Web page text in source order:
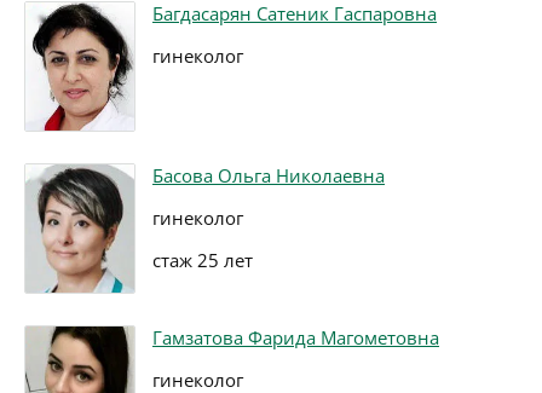
Багдасарян Сатеник Гаспаровна
гинеколог
Басова Ольга Николаевна
гинеколог
стаж 25 лет
Гамзатова Фарида Магометовна
гинеколог